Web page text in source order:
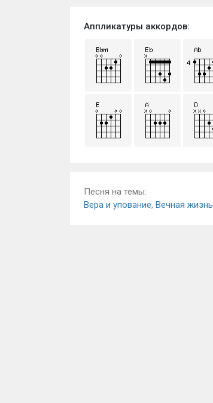
Аппликатуры аккордов:
Песня на темы:
Вера и упование, Вечная жизнь